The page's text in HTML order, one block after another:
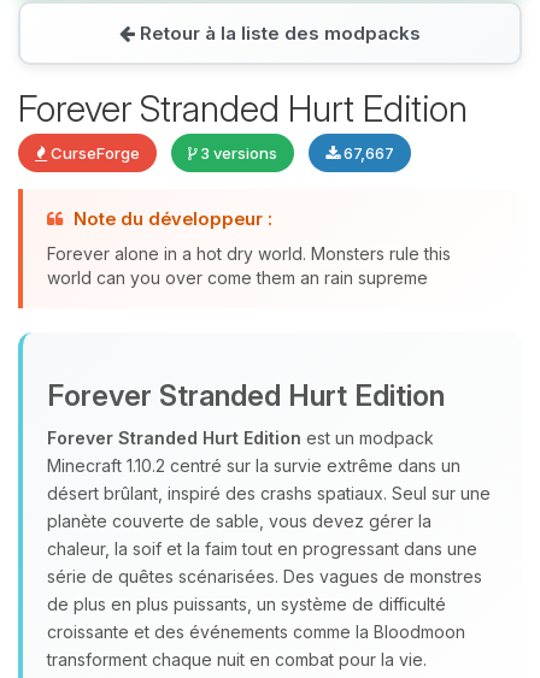
Retour à la liste des modpacks
Forever Stranded Hurt Edition
CurseForge 3 versions 67,667
Note du développeur :
Forever alone in a hot dry world. Monsters rule this
world can you over come them an rain supreme
Forever Stranded Hurt Edition
Forever Stranded Hurt Edition est un modpack
Minecraft 1.10.2 centré sur la survie extrême dans un
désert brûlant, inspiré des crashs spatiaux. Seul sur une
planète couverte de sable, vous devez gérer la
chaleur, la soif et la faim tout en progressant dans une
série de quêtes scénarisées. Des vagues de monstres
de plus en plus puissants, un système de difficulté
croissante et des événements comme la Bloodmoon
transforment chaque nuit en combat pour la vie.
parler ! Moi c’est Choupy, ton petit
assistant BoxToPlay. Dis-moi ce dont